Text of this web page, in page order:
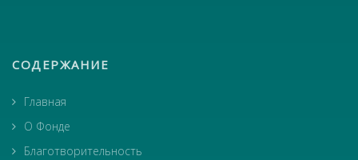
СОДЕРЖАНИЕ
Главная
О Фонде
Благотворительность